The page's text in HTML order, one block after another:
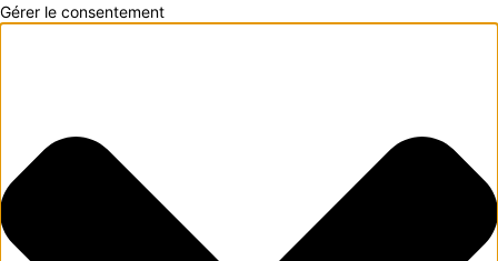
Gérer le consentement